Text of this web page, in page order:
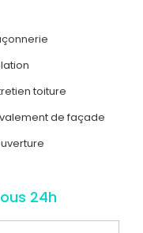
toiture
de façade
24h